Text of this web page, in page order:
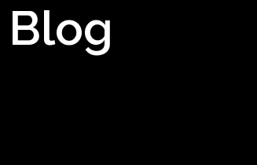
Blog